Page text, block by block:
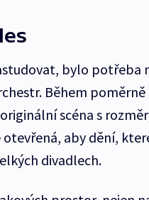
bylo potřeba
Během
scéna s
aby dění,
divadlech.